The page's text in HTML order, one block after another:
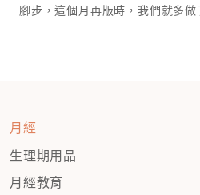
腳步，這個月再版時，我們就多
月經
生理期用品
月經教育